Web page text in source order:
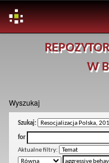
W
Wyszukaj
Szukaj:
for
Aktualne filtry: